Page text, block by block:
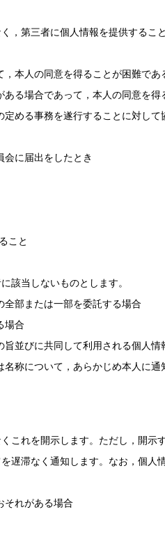
，第三者に個人情報を提供する
本人の同意を得ることが困難であ
る場合であって，本人の同意を得
める事務を遂行することに対し
に届出をしたとき
こと
該当しないものとします。
部または一部を委託する場合
場合
並びに共同して利用される個人
称について，あらかじめ本人に
これを開示します。ただし，開示
遅滞なく通知します。なお，個
それがある場合